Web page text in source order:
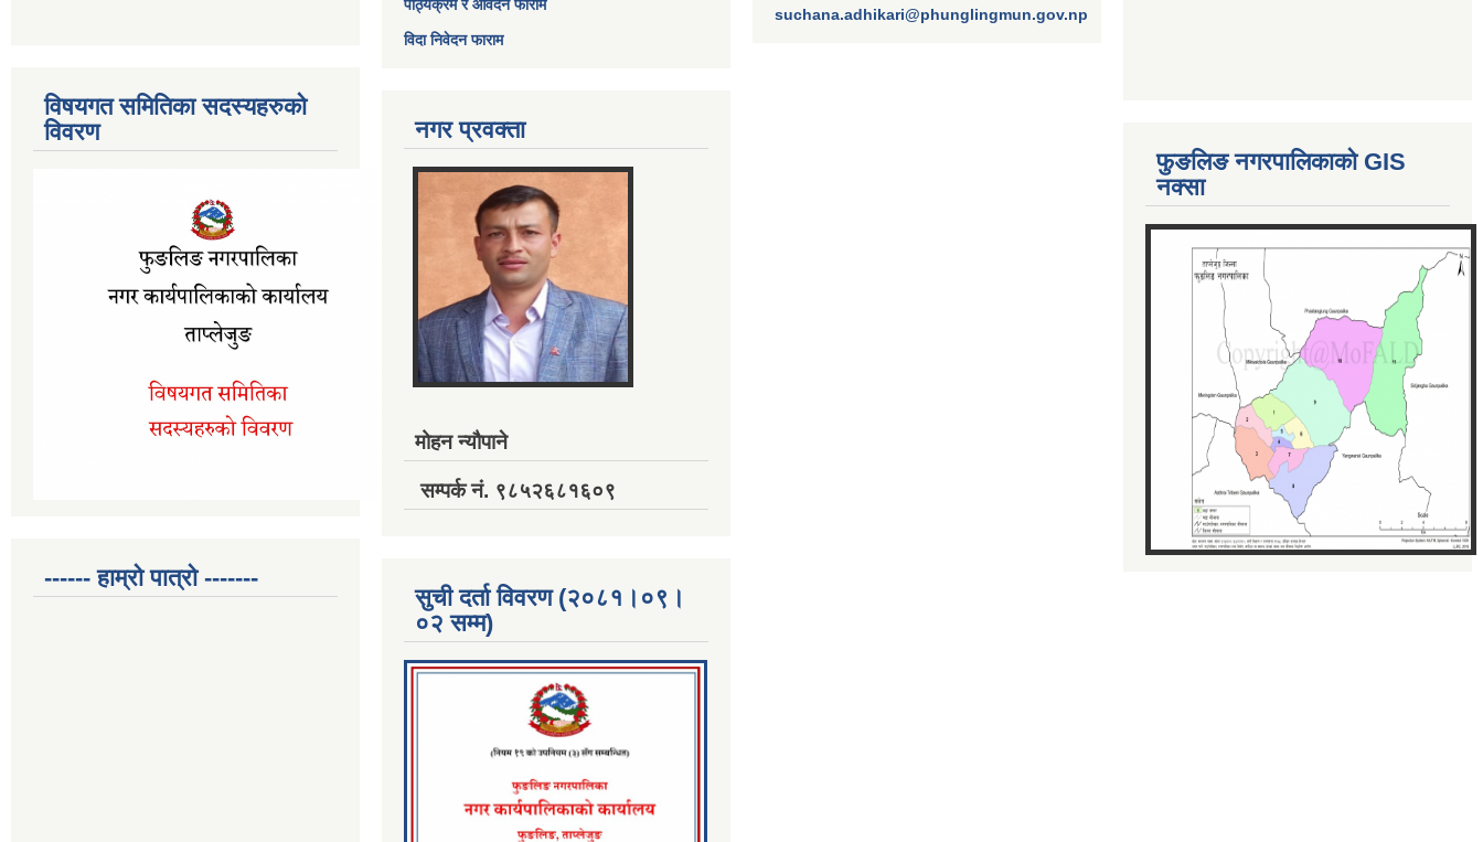
विषयगत समितिका सदस्यहरुको
विवरण
------ हाम्रो पात्रो -------
पाठ्यक्रम र आवेदन फाराम
विदा निवेदन फाराम
नगर प्रवक्ता
मोहन न्यौपाने
सम्पर्क नं. ९८५२६८१६०९
सुची दर्ता विवरण (२०८१।०९।
०२ सम्म)
suchana.adhikari@phunglingmun.gov.np
फुङलिङ नगरपालिकाको GIS
नक्सा